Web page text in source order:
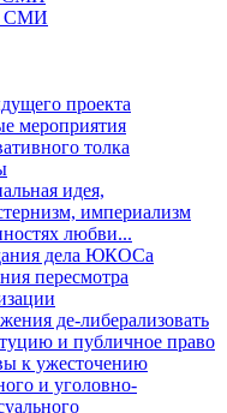
СМИ
проекта
мероприятия
толка
идея,
империализм
любви...
дела ЮКОСа
пересмотра
де-либерализовать
и публичное право
к ужесточению
и уголовно-